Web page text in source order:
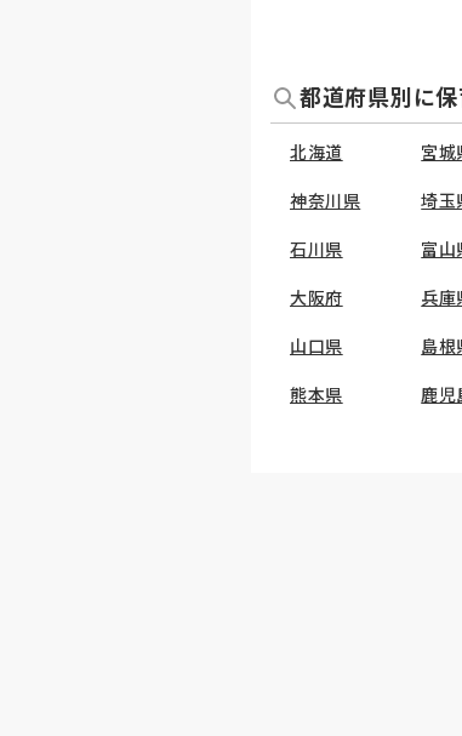
都道府県別に
北海道 宮城
神奈川県 埼玉
石川県 富山
大阪府 兵庫
山口県 島根
熊本県 鹿児